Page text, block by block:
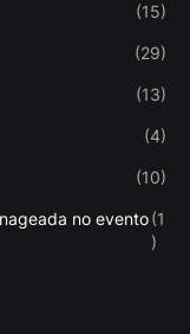
(15)
(29)
(13)
(4)
(10)
no evento(1
)